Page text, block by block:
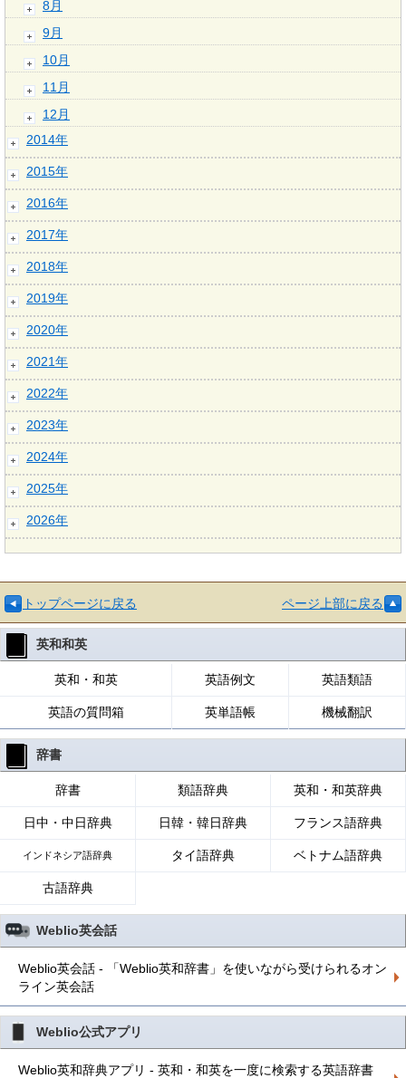
8月
9月
10月
11月
12月
2014年
2015年
2016年
2017年
2018年
2019年
2020年
2021年
2022年
2023年
2024年
2025年
2026年
トップページに戻る ページ上部に戻る
英和和英
英和・和英 英語例文 英語類語
英語の質問箱 英単語帳 機械翻訳
辞書
辞書 類語辞典 英和・和英辞典
日中・中日辞典 日韓・韓日辞典 フランス語辞典
インドネシア語辞典 タイ語辞典 ベトナム語辞典
古語辞典
Weblio英会話
Weblio英会話 - 「Weblio英和辞書」を使いながら受けられるオン
ライン英会話
Weblio公式アプリ
Weblio英和辞典アプリ - 英和・和英を一度に検索する英語辞書